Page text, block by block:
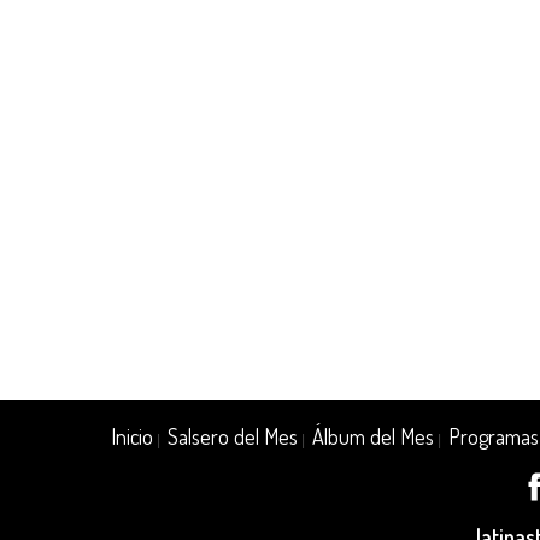
Inicio |Salsero del Mes |Álbum del Mes Programas